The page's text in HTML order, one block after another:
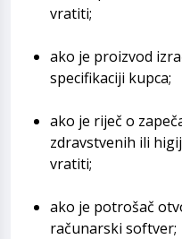
vratiti;
ako je proizvod
specifikaciji kupca;
ako je riječ o
zdravstvenih ili
vratiti;
ako je potrošač
računarski softver;